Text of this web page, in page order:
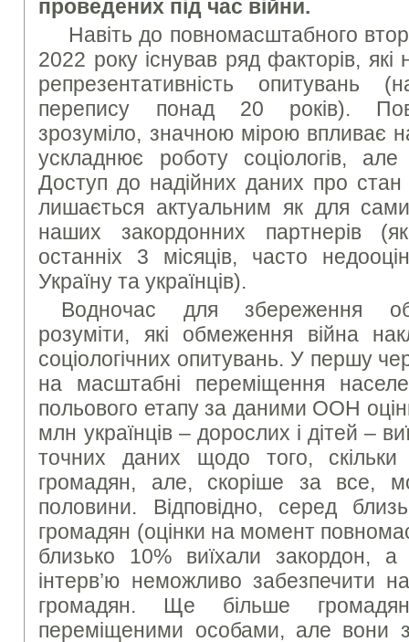
проведених під час війни.
Навіть до повномасштабного
2022 року існував ряд факторів,
репрезентативність опитувань
перепису понад 20 років).
зрозуміло, значною мірою впливає
ускладнює роботу соціологів,
Доступ до надійних даних про стан
лишається актуальним як для
наших закордонних партнерів
останніх 3 місяців, часто
Україну та українців).
Водночас для збереження
розуміти, які обмеження війна
соціологічних опитувань. У першу
на масштабні переміщення
польового етапу за даними ООН
млн українців – дорослих і дітей –
точних даних щодо того,
громадян, але, скоріше за все,
половини. Відповідно, серед
громадян (оцінки на момент
близько 10% виїхали закордон,
інтерв’ю неможливо забезпечити
громадян. Ще більше
переміщеними особами, але вони